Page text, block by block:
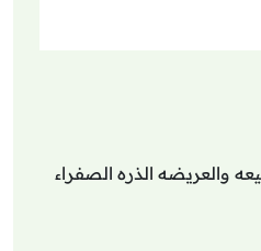
والعريضه الذره الصفراء